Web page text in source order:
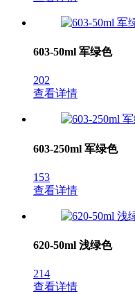
603-50ml 军绿色
202
查看详情
603-250ml 军绿色
153
查看详情
620-50ml 浅绿色
214
查看详情